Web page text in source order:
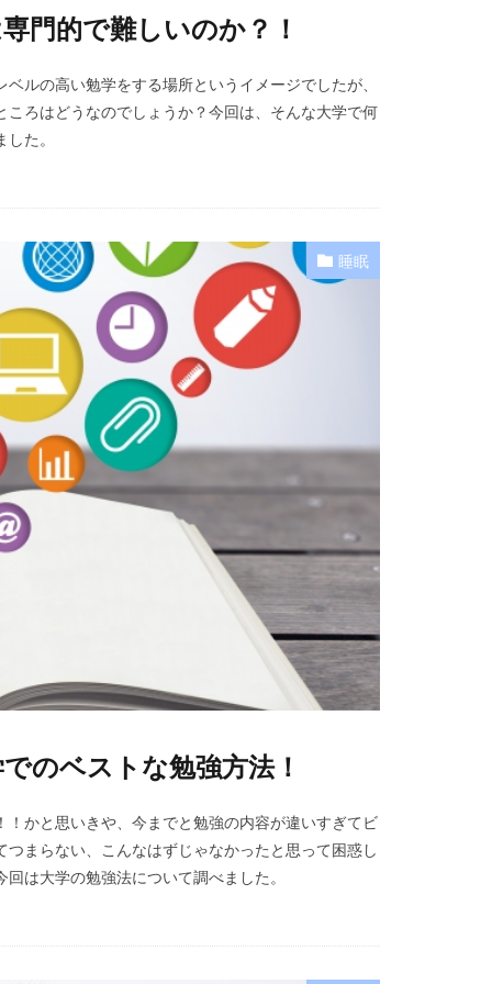
門的で難しいのか？！
ルの高い勉学をする場所というイメージでしたが、
ろはどうなのでしょうか？今回は、そんな大学で何
た。
睡眠
のベストな勉強方法！
かと思いきや、今までと勉強の内容が違いすぎてビ
まらない、こんなはずじゃなかったと思って困惑し
は大学の勉強法について調べました。